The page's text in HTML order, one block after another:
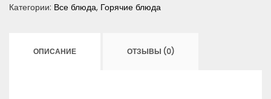
Категории: Все блюда, Горячие блюда
ОПИСАНИЕ ОТЗЫВЫ (0)